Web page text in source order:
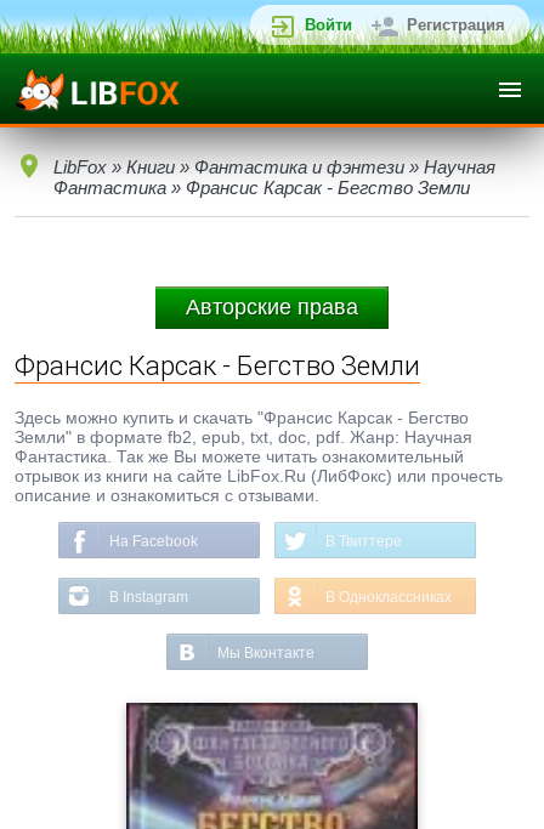
Войти Регистрация
LibFox » Книги » Фантастика и фэнтези » Научная
Фантастика » Франсис Карсак - Бегство Земли
Авторские права
Франсис Карсак - Бегство Земли
Здесь можно купить и скачать "Франсис Карсак - Бегство
Земли" в формате fb2, epub, txt, doc, pdf. Жанр: Научная
Фантастика. Так же Вы можете читать ознакомительный
отрывок из книги на сайте LibFox.Ru (ЛибФокс) или прочесть
описание и ознакомиться с отзывами.
На Facebook В Твиттере
В Instagram В Одноклассниках
Мы Вконтакте